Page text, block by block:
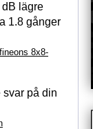
dB lägre
1.8 gånger
8x8-
svar på din